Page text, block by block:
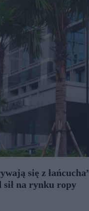
się z
sił na rynku ropy